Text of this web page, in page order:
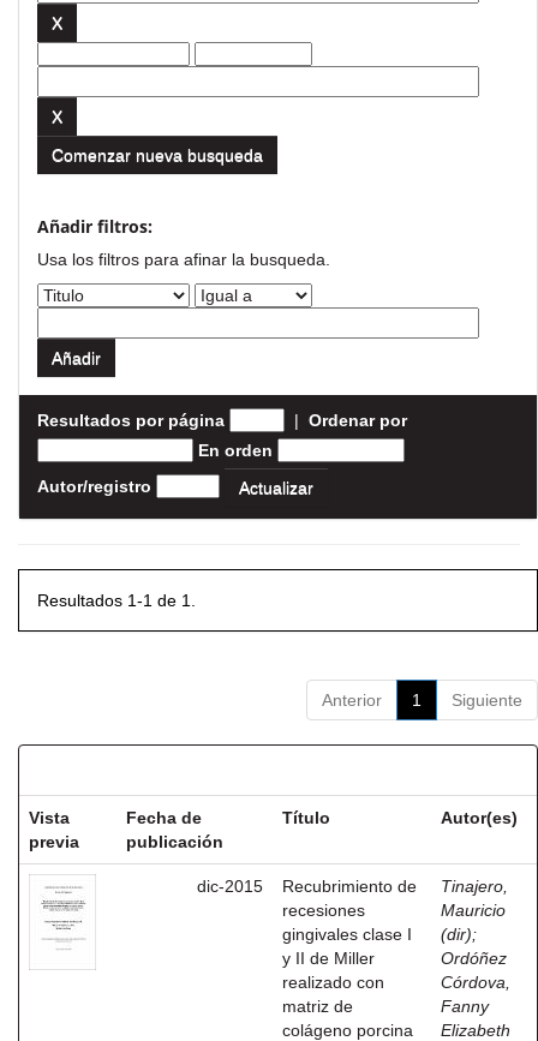
Comenzar nueva busqueda
Añadir filtros:
Usa los filtros para afinar la busqueda.
Resultados por página | Ordenar por
En orden
Autor/registro
Resultados 1-1 de 1.
Anterior 1 Siguiente
Vista
previa
Fecha de
publicación
Título Autor(es)
dic-2015
Recubrimiento de
recesiones
gingivales clase I
y II de Miller
realizado con
matriz de
colágeno porcina
Tinajero,
Mauricio
(dir);
Ordóñez
Córdova,
Fanny
Elizabeth